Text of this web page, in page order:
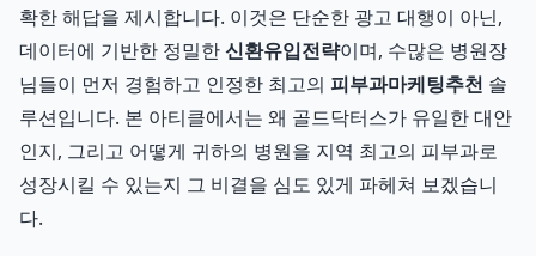
확한 해답을 제시합니다. 이것은 단순한 광고 대행이 아닌,
데이터에 기반한 정밀한신환유입전략이며, 수많은 병원장
님들이 먼저 경험하고 인정한 최고의 피부과마케팅추천 솔
루션입니다. 본 아티클에서는 왜 골드닥터스가 유일한 대안
인지, 그리고 어떻게 귀하의 병원을 지역 최고의 피부과로
성장시킬 수 있는지 그 비결을 심도 있게 파헤쳐 보겠습니
다.